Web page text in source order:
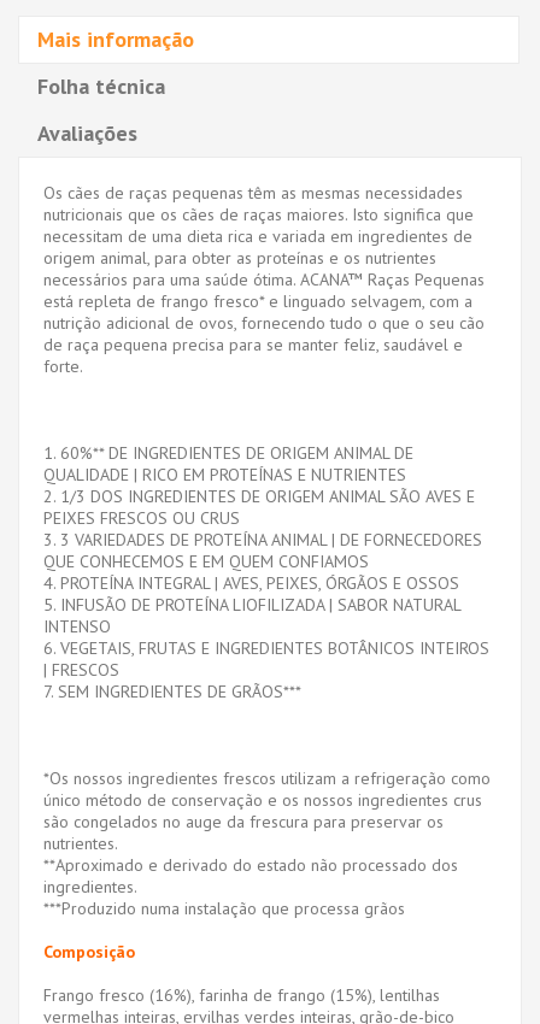
Mais informação
Folha técnica
Avaliações
Os cães de raças pequenas têm as mesmas necessidades
nutricionais que os cães de raças maiores. Isto significa que
necessitam de uma dieta rica e variada em ingredientes de
origem animal, para obter as proteínas e os nutrientes
necessários para uma saúde ótima. ACANA™ Raças Pequenas
está repleta de frango fresco* e linguado selvagem, com a
nutrição adicional de ovos, fornecendo tudo o que o seu cão
de raça pequena precisa para se manter feliz, saudável e
forte.
1. 60%** DE INGREDIENTES DE ORIGEM ANIMAL DE
QUALIDADE | RICO EM PROTEÍNAS E NUTRIENTES
2. 1/3 DOS INGREDIENTES DE ORIGEM ANIMAL SÃO AVES E
PEIXES FRESCOS OU CRUS
3. 3 VARIEDADES DE PROTEÍNA ANIMAL | DE FORNECEDORES
QUE CONHECEMOS E EM QUEM CONFIAMOS
4. PROTEÍNA INTEGRAL | AVES, PEIXES, ÓRGÃOS E OSSOS
5. INFUSÃO DE PROTEÍNA LIOFILIZADA | SABOR NATURAL
INTENSO
6. VEGETAIS, FRUTAS E INGREDIENTES BOTÂNICOS INTEIROS
| FRESCOS
7. SEM INGREDIENTES DE GRÃOS***
*Os nossos ingredientes frescos utilizam a refrigeração como
único método de conservação e os nossos ingredientes crus
são congelados no auge da frescura para preservar os
nutrientes.
**Aproximado e derivado do estado não processado dos
ingredientes.
***Produzido numa instalação que processa grãos
Composição
Frango fresco (16%), farinha de frango (15%), lentilhas
vermelhas inteiras, ervilhas verdes inteiras, grão-de-bico